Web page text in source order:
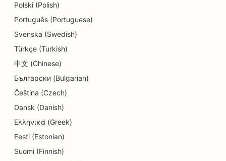
Polski (Polish)
Português (Portuguese)
Svenska (Swedish)
Türkçe (Turkish)
中文 (Chinese)
Български (Bulgarian)
Čeština (Czech)
Dansk (Danish)
Ελληνικά (Greek)
Eesti (Estonian)
Suomi (Finnish)